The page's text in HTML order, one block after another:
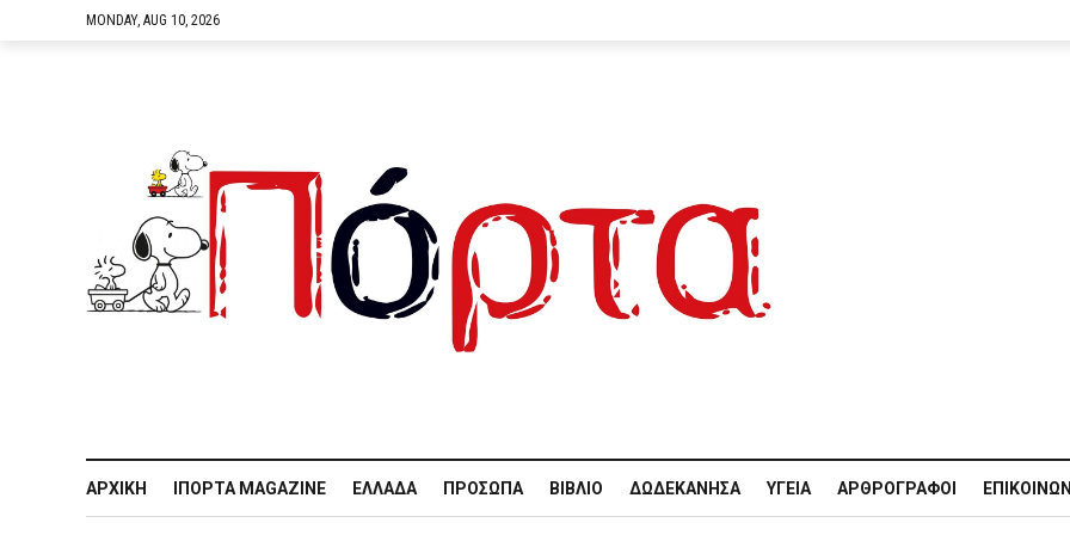
MONDAY, AUG 10, 2026
ΑΡΧΙΚΉ IΠΌΡΤΑ MAGAZINE ΕΛΛΆΔΑ ΠΡΌΣΩΠΑ ΒΙΒΛΊΟ ΔΩΔΕΚΆΝΗΣΑ ΥΓΕΊΑ ΑΡΘΡΟΓΡΆΦΟΙ